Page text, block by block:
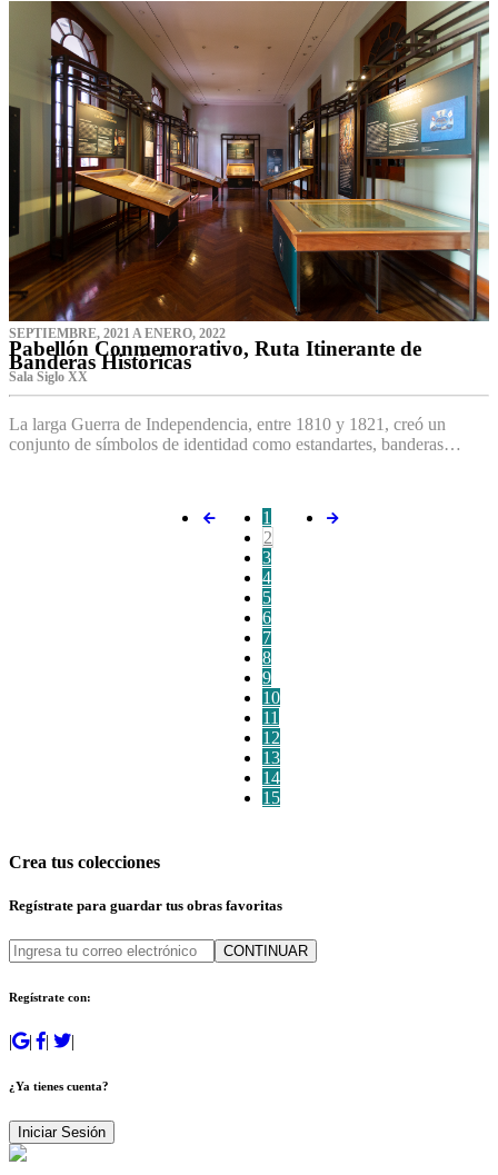
SEPTIEMBRE, 2021 A ENERO, 2022
Pabellón Conmemorativo, Ruta Itinerante de
Banderas Históricas
Sala Siglo XX
La larga Guerra de Independencia, entre 1810 y 1821, creó un
conjunto de símbolos de identidad como estandartes, banderas…
1
2
3
4
5
6
7
8
9
10
11
12
13
14
15
Crea tus colecciones
Regístrate para guardar tus obras favoritas
CONTINUAR
Regístrate con:
| | | |
¿Ya tienes cuenta?
Iniciar Sesión